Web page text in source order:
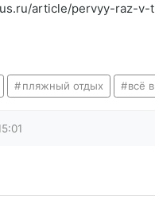
article/pervyy-raz-
пляжный отдых всё